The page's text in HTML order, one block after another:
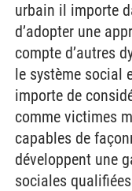
urbain il importe
d’adopter une
compte d’autres
le système social
importe de
comme victimes
capables de
développent une
sociales